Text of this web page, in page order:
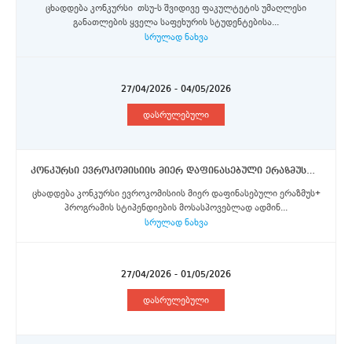
ცხადდება კონკურსი თსუ-ს შვიდივე ფაკულტეტის უმაღლესი
განათლების ყველა საფეხურის სტუდენტებისა...
სრულად ნახვა
27/04/2026 - 04/05/2026
დასრულებული
კონკურსი ევროკომისიის მიერ დაფინასებული ერაზმუს+ პროგრამის სტიპენდიების მოსასპოვებლად ადმინისტრაციული/გადაწყვეტილების მიმღებ პოზიციაზე მყოფი პერსონალისთვის
ცხადდება კონკურსი ევროკომისიის მიერ დაფინასებული ერაზმუს+
პროგრამის სტიპენდიების მოსასპოვებლად ადმინ...
სრულად ნახვა
27/04/2026 - 01/05/2026
დასრულებული